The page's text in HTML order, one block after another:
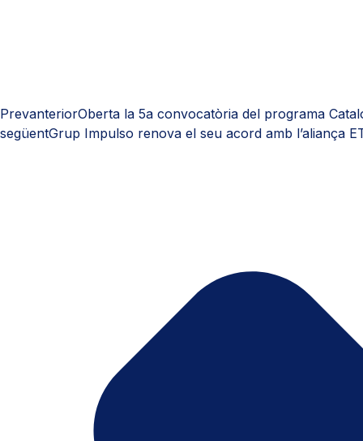
PrevanteriorOberta la 5a convocatòria del programa
següentGrup Impulso renova el seu acord amb l’aliança